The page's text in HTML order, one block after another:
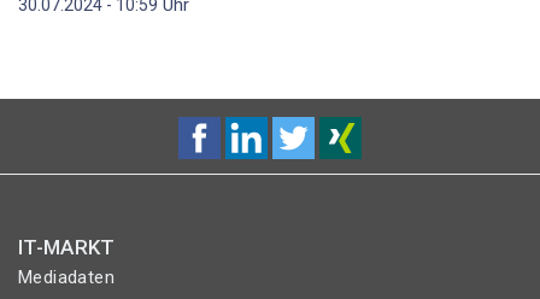
30.07.2024 - 10:59 Uhr
IT-MARKT
Mediadaten